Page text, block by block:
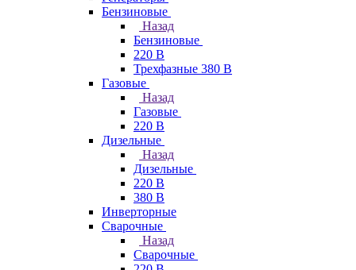
Бензиновые
Назад
Бензиновые
220 В
Трехфазные 380 В
Газовые
Назад
Газовые
220 В
Дизельные
Назад
Дизельные
220 В
380 В
Инверторные
Сварочные
Назад
Сварочные